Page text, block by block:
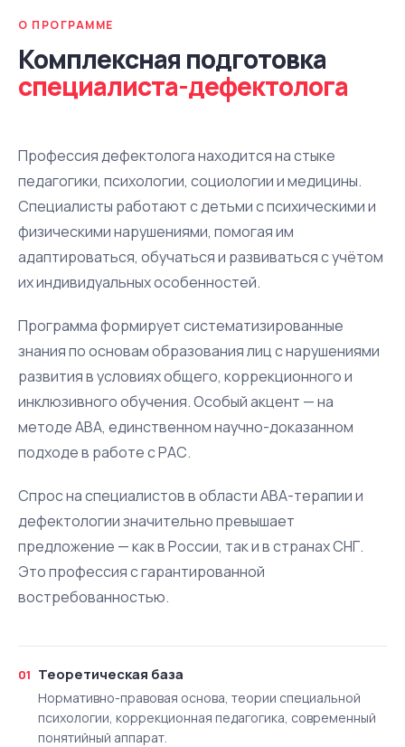
О ПРОГРАММЕ
Комплексная подготовка
специалиста-дефектолога
Профессия дефектолога находится на стыке
педагогики, психологии, социологии и медицины.
Специалисты работают с детьми с психическими и
физическими нарушениями, помогая им
адаптироваться, обучаться и развиваться с учётом
их индивидуальных особенностей.
Программа формирует систематизированные
знания по основам образования лиц с нарушениями
развития в условиях общего, коррекционного и
инклюзивного обучения. Особый акцент — на
методе АВА, единственном научно-доказанном
подходе в работе с РАС.
Спрос на специалистов в области АВА-терапии и
дефектологии значительно превышает
предложение — как в России, так и в странах СНГ.
Это профессия с гарантированной
востребованностью.
01 Теоретическая база
Нормативно-правовая основа, теории специальной
психологии, коррекционная педагогика, современный
понятийный аппарат.